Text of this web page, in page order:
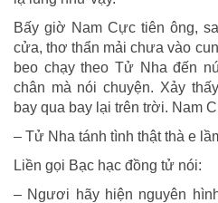
Bấy giờ Nam Cực tiên ông,
cửa, thơ thẩn mải chưa vào
beo chạy theo Tử Nha đến
chân mà nói chuyện. Xảy
bay qua bay lại trên trời. Nam
– Tử Nha tánh tình thật thà e
Liền gọi Bạc hạc đồng tử nói:
– Ngươi hãy hiện nguyên